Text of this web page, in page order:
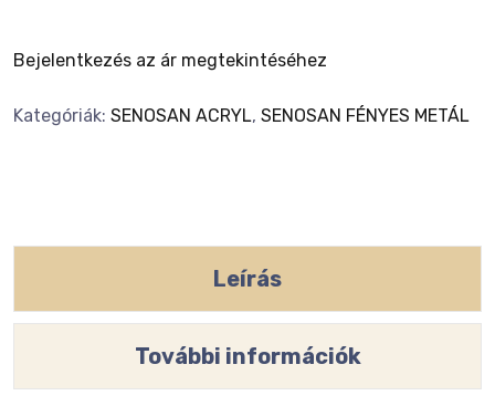
Bejelentkezés az ár megtekintéséhez
Kategóriák: SENOSAN ACRYL, SENOSAN FÉNYES METÁL
Leírás
További információk